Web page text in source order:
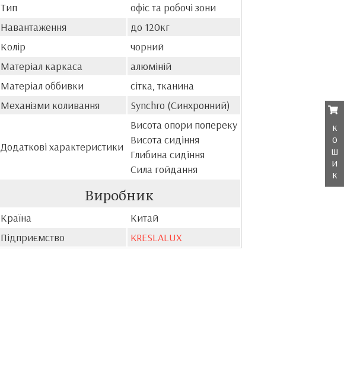
Тип
офіс та робочі зони
Навантаження
до 120кг
Колір
чорний
Матеріал каркаса
алюміній
Матеріал оббивки
сітка, тканина
Механізми коливання
Synchro (Синхронний)
Додаткові характеристики
Висота опори попереку
Висота сидіння
Глибина сидіння
Сила гойдання
Виробник
Країна
Китай
Підприємство
KRESLALUX
к
о
ш
и
к